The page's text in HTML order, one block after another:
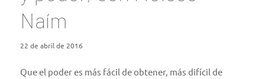
Naím
22 de abril de 2016
Que el poder es más fácil de obtener, más difícil de